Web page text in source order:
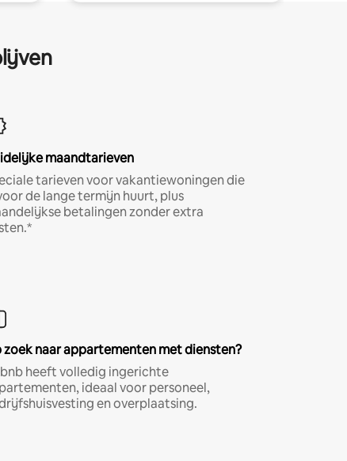
maandtarieven
tarieven voor vakantiewoningen die
de lange termijn huurt, plus
betalingen zonder extra
zoek naar appartementen met diensten?
heeft volledig ingerichte
ideaal voor personeel,
en overplaatsing.